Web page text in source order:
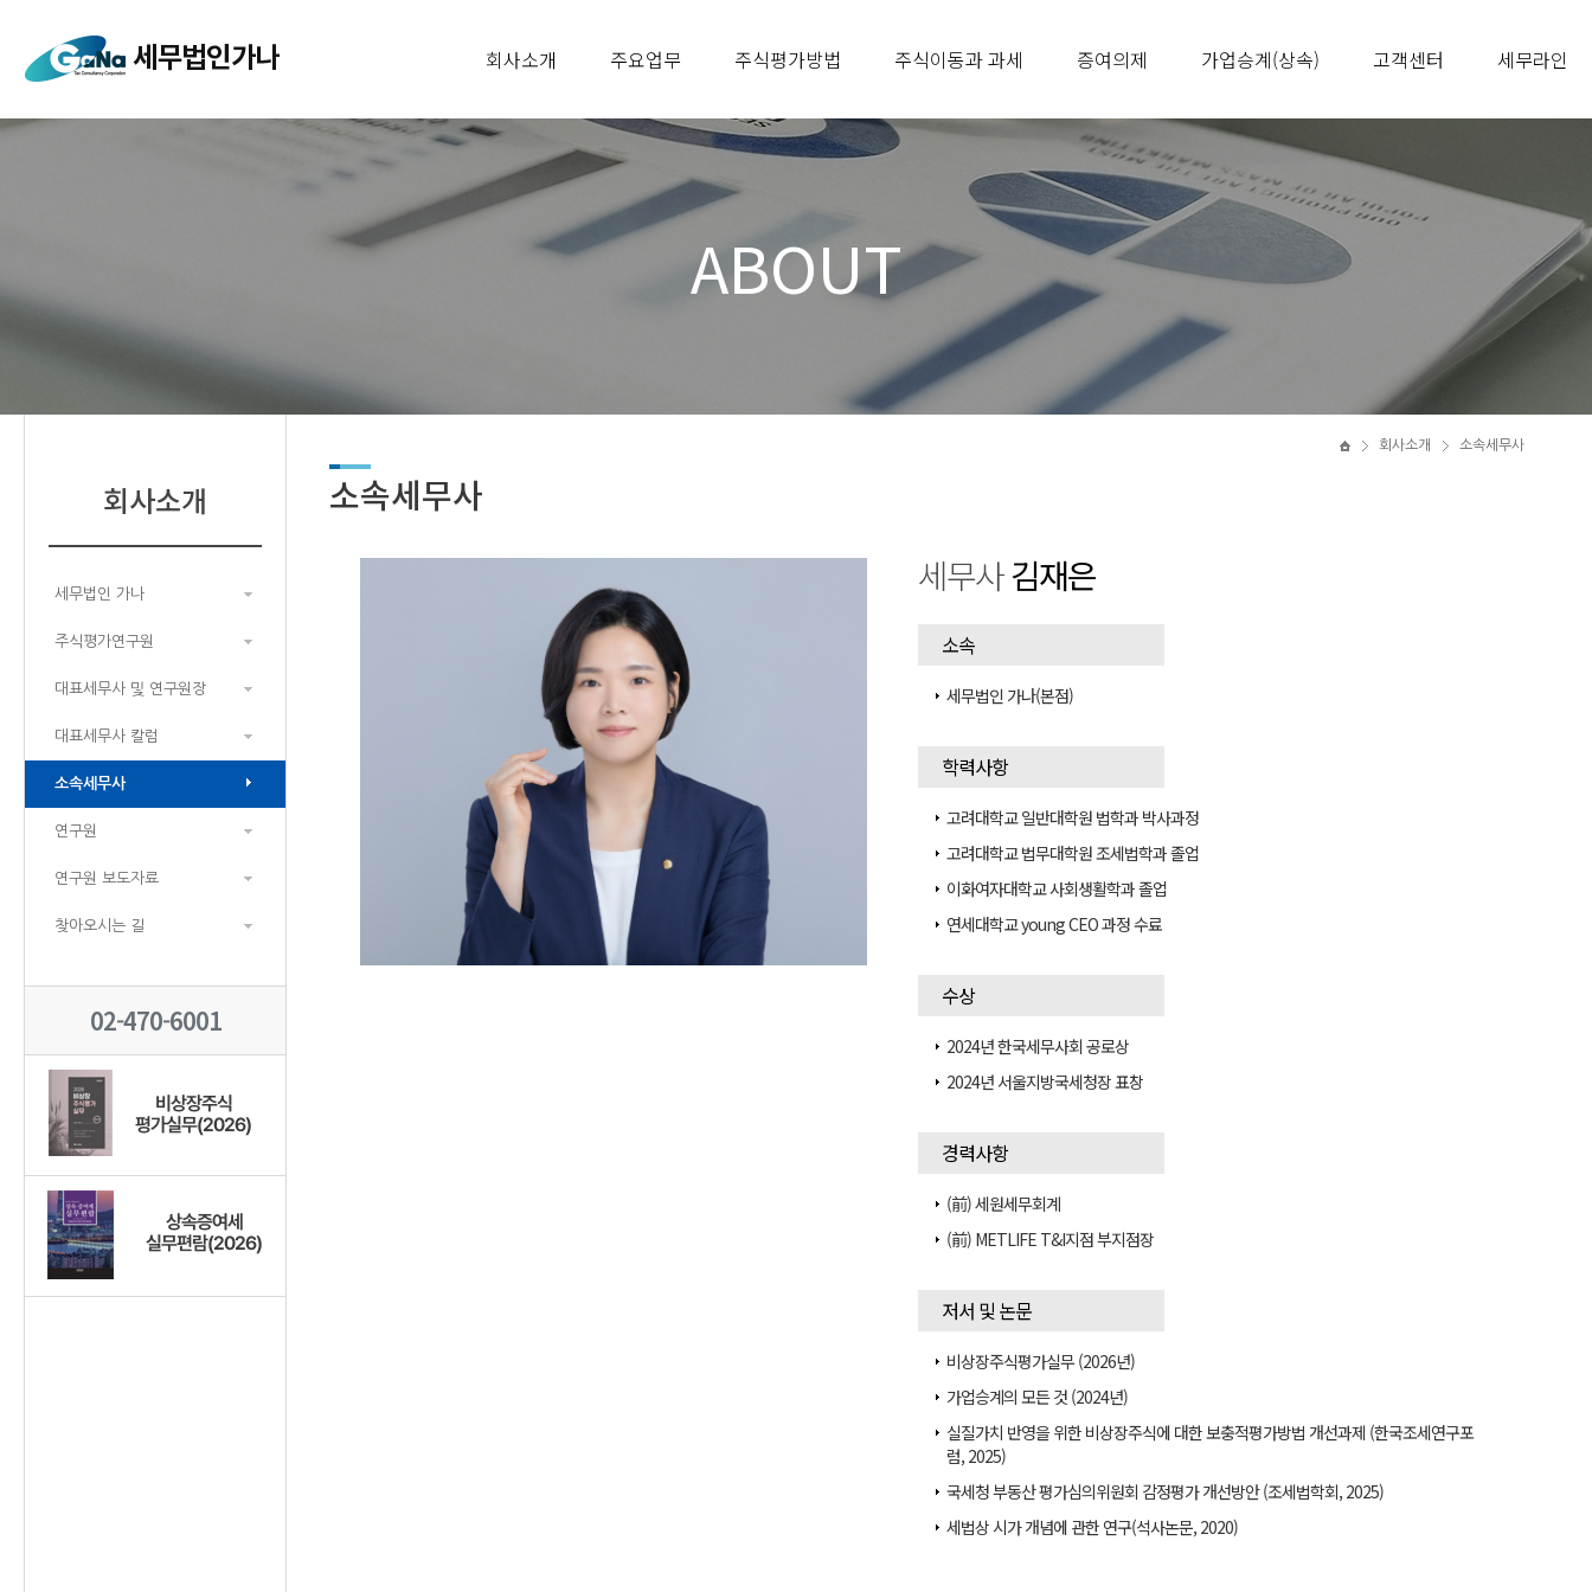
회사소개 주요업무 주식평가방법 주식이동과 과세 증여의제 가업승계(상속) 고객센터 세무라인
ABOUT
회사소개
세무법인 가나
주식평가연구원
대표세무사 및 연구원장
대표세무사 칼럼
소속세무사
연구원
연구원 보도자료
찾아오시는 길
02-470-6001
회사소개 소속세무사
소속세무사
세무사김재은
소속
세무법인 가나(본점)
학력사항
고려대학교 일반대학원 법학과 박사과정
고려대학교 법무대학원 조세법학과 졸업
이화여자대학교 사회생활학과 졸업
연세대학교 young CEO 과정 수료
수상
2024년 한국세무사회 공로상
2024년 서울지방국세청장 표창
경력사항
(前) 세원세무회계
(前) METLIFE T&I지점 부지점장
저서 및 논문
비상장주식평가실무 (2026년)
가업승계의 모든 것 (2024년)
실질가치 반영을 위한 비상장주식에 대한 보충적평가방법 개선과제 (한국조세연구포
럼, 2025)
국세청 부동산 평가심의위원회 감정평가 개선방안 (조세법학회, 2025)
세법상 시가 개념에 관한 연구(석사논문, 2020)